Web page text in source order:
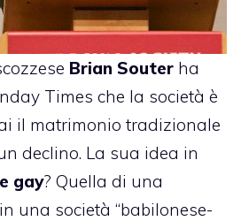
Brian Souter ha
Times che la società è
il matrimonio tradizionale
declino. La sua idea in
gay? Quella di una
una società “babilonese-